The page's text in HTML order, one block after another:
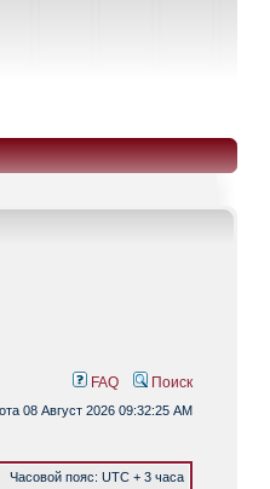
FAQ Поиск
08 Август 2026 09:32:25 AM
Часовой пояс: UTC + 3 часа